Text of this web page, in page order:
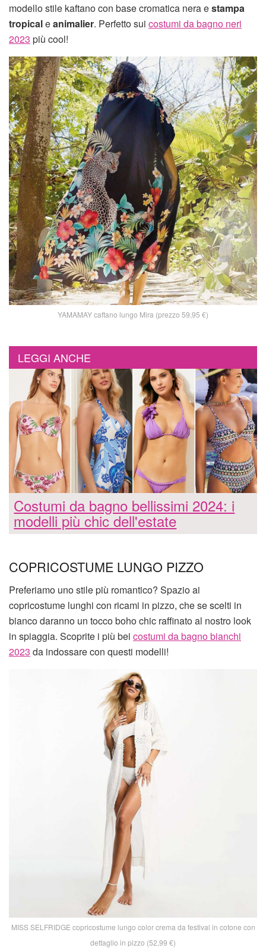
modello stile kaftano con base cromatica nera estampa
tropicaleanimalier. Perfetto sui costumi da bagno neri
2023 più cool!
YAMAMAY caftano lungo Mira (prezzo 59,95 €)
LEGGI ANCHE
Costumi da bagno bellissimi 2024: i
modelli più chic dell'estate
COPRICOSTUME LUNGO PIZZO
Preferiamo uno stile più romantico? Spazio ai
copricostume lunghi con ricami in pizzo, che se scelti in
bianco daranno un tocco boho chic raffinato al nostro look
in spiaggia. Scoprite i più bei costumi da bagno bianchi
2023 da indossare con questi modelli!
MISS SELFRIDGE copricostume lungo color crema da festival in cotone con
dettaglio in pizzo (52,99 €)